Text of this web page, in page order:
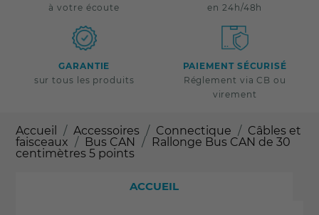
à votre écoute
en 24h/48h
GARANTIE
sur tous les produits
PAIEMENT SÉCURISÉ
Réglement via CB ou
virement
Accueil Accessoires Connectique
Câbles et
faisceaux
Bus CAN
Rallonge Bus CAN de 30
centimètres 5 points
ACCUEIL